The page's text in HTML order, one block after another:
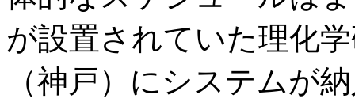
が設置されていた理化
（神戸）にシステムが